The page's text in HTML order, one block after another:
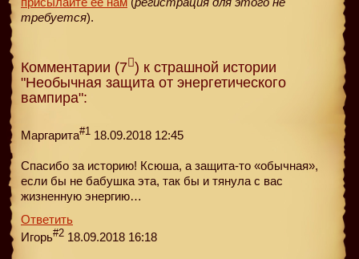
требуется).
Комментарии (7 ) к страшной истории
"Необычная защита от энергетического
вампира":
Маргарита#1 18.09.2018 12:45
Спасибо за историю! Ксюша, а защита-то «обычная»,
если бы не бабушка эта, так бы и тянула с вас
жизненную энергию…
Ответить
Игорь#2 18.09.2018 16:18